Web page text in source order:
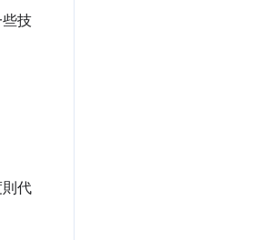
技
代